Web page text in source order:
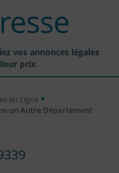
vos annonces légales
prix
en Ligne
un Autre Département